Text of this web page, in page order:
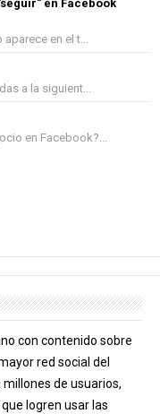
en Facebook
en el t...
a la siguient...
en Facebook?...
con contenido sobre
red social del
de usuarios,
logren usar las